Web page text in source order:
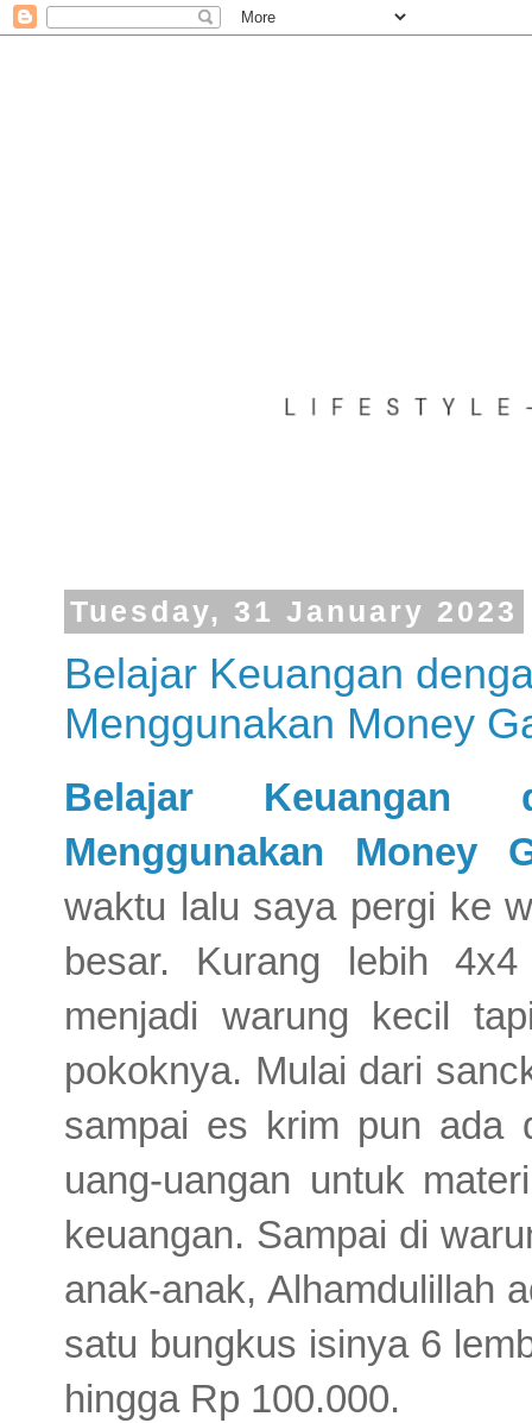
Tuesday, 31 January 2023
Belajar Keuangan
Menggunakan Money
Belajar Keuangan
Menggunakan Money
waktu lalu saya pergi ke
besar. Kurang lebih
menjadi warung kecil
pokoknya. Mulai dari
sampai es krim pun ada
uang-uangan untuk
keuangan. Sampai di
anak-anak, Alhamdulillah
satu bungkus isinya 6
hingga Rp 100.000.